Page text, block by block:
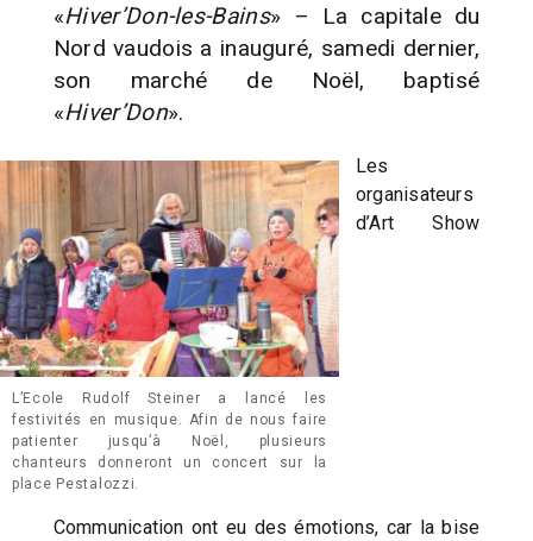
«Hiver’Don-les-Bains» – La capitale du
Nord vaudois a inauguré, samedi dernier,
son marché de Noël, baptisé
«Hiver’Don».
L’Ecole Rudolf Steiner a lancé les
festivités en musique. Afin de nous faire
patienter jusqu’à Noël, plusieurs
chanteurs donneront un concert sur la
place Pestalozzi.
Les
organisateurs
d’Art Show
Communication ont eu des émotions, car la bise